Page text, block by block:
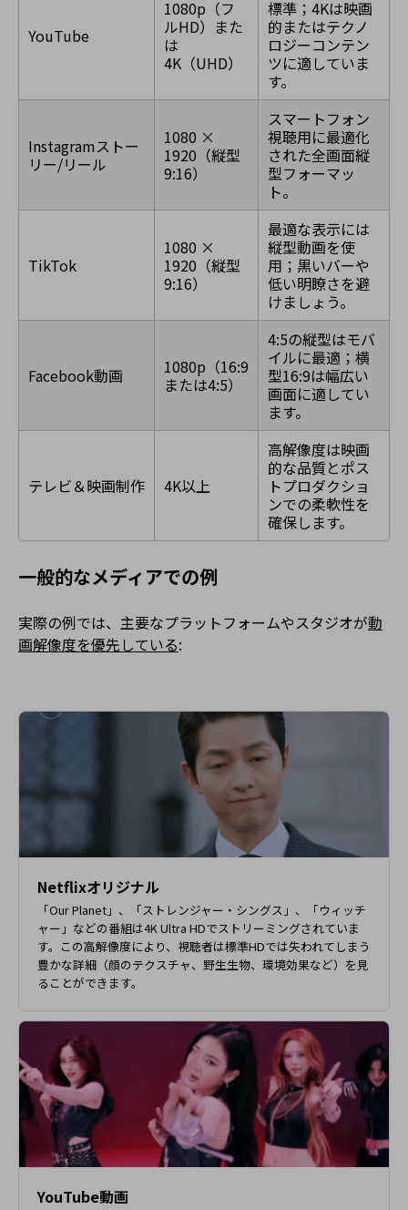
YouTube
1080p（フ
ルHD）また
は
4K（UHD）
標準；4Kは映画
的またはテクノ
ロジーコンテン
ツに適していま
す。
Instagramストー
リー/リール
1080 ×
1920（縦型
9:16）
スマートフォン
視聴用に最適化
された全画面縦
型フォーマッ
ト。
TikTok
1080 ×
1920（縦型
9:16）
最適な表示には
縦型動画を使
用；黒いバーや
低い明瞭さを避
けましょう。
Facebook動画
1080p（16:9
または4:5）
4:5の縦型はモバ
イルに最適；横
型16:9は幅広い
画面に適してい
ます。
テレビ＆映画制作 4K以上
高解像度は映画
的な品質とポス
トプロダクショ
ンでの柔軟性を
確保します。
一般的なメディアでの例
実際の例では、主要なプラットフォームやスタジオが動
画解像度を優先している:
Netflixオリジナル
「Our Planet」、「ストレンジャー・シングス」、「ウィッチ
ャー」などの番組は4K Ultra HDでストリーミングされていま
す。この高解像度により、視聴者は標準HDでは失われてしまう
豊かな詳細（顔のテクスチャ、野生生物、環境効果など）を見
ることができます。
YouTube動画